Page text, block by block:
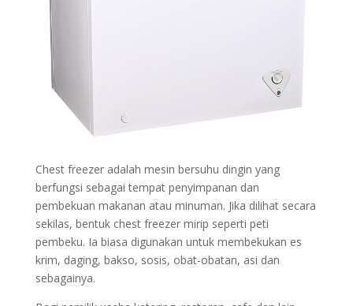
Chest freezer adalah mesin bersuhu dingin yang
berfungsi sebagai tempat penyimpanan dan
pembekuan makanan atau minuman. Jika dilihat secara
sekilas, bentuk chest freezer mirip seperti peti
pembeku. Ia biasa digunakan untuk membekukan es
krim, daging, bakso, sosis, obat-obatan, asi dan
sebagainya.